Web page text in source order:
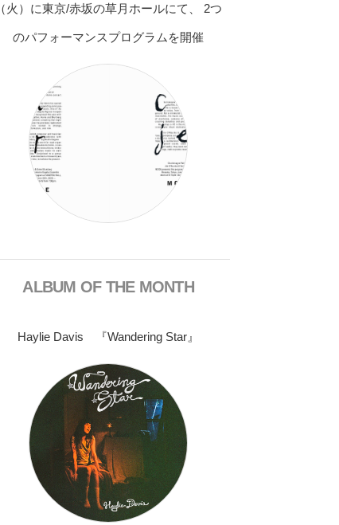
（火）に東京/赤坂の草月ホールにて、 2つ
のパフォーマンスプログラムを開催
ALBUM OF THE MONTH
Haylie Davis 『Wandering Star』